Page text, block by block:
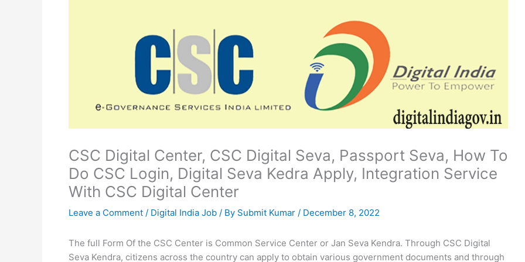
CSC Digital Center, CSC Digital Seva, Passport Seva, How To
Do CSC Login, Digital Seva Kedra Apply, Integration Service
With CSC Digital Center
Leave a Comment / Digital India Job / By Submit Kumar / December 8, 2022
The full Form Of the CSC Center is Common Service Center or Jan Seva Kendra. Through CSC Digital
Seva Kendra, citizens across the country can apply to obtain various government documents and through